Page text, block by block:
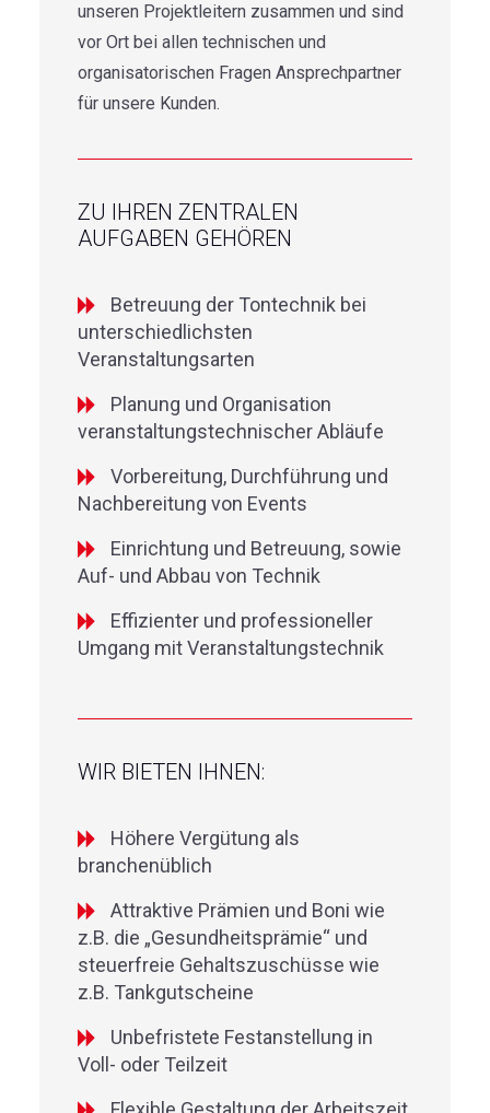
IMPRESSUM
KONTAKT
unseren Projektleitern zusammen und sind
vor Ort bei allen technischen und
organisatorischen Fragen Ansprechpartner
für unsere Kunden.
ZU IHREN ZENTRALEN
AUFGABEN GEHÖREN
Betreuung der Tontechnik bei
unterschiedlichsten
Veranstaltungsarten
Planung und Organisation
veranstaltungstechnischer Abläufe
Vorbereitung, Durchführung und
Nachbereitung von Events
Einrichtung und Betreuung, sowie
Auf- und Abbau von Technik
Effizienter und professioneller
Umgang mit Veranstaltungstechnik
WIR BIETEN IHNEN:
Höhere Vergütung als
branchenüblich
Attraktive Prämien und Boni wie
z.B. die „Gesundheitsprämie“ und
steuerfreie Gehaltszuschüsse wie
z.B. Tankgutscheine
Unbefristete Festanstellung in
Voll- oder Teilzeit